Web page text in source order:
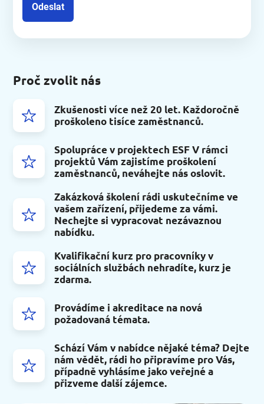
Odeslat
Proč zvolit nás
Zkušenosti více než 20 let. Každoročně
proškoleno tisíce zaměstnanců.
Spolupráce v projektech ESF V rámci
projektů Vám zajistíme proškolení
zaměstnanců, neváhejte nás oslovit.
Zakázková školení rádi uskutečníme ve
vašem zařízení, přijedeme za vámi.
Nechejte si vypracovat nezávaznou
nabídku.
Kvalifikační kurz pro pracovníky v
sociálních službách nehradíte, kurz je
zdarma.
Provádíme i akreditace na nová
požadovaná témata.
Schází Vám v nabídce nějaké téma? Dejte
nám vědět, rádi ho připravíme pro Vás,
případně vyhlásíme jako veřejné a
přizveme další zájemce.